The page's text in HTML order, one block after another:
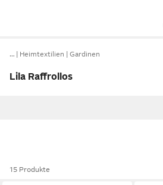
… Heimtextilien Gardinen
Lila Raffrollos
15 Produkte